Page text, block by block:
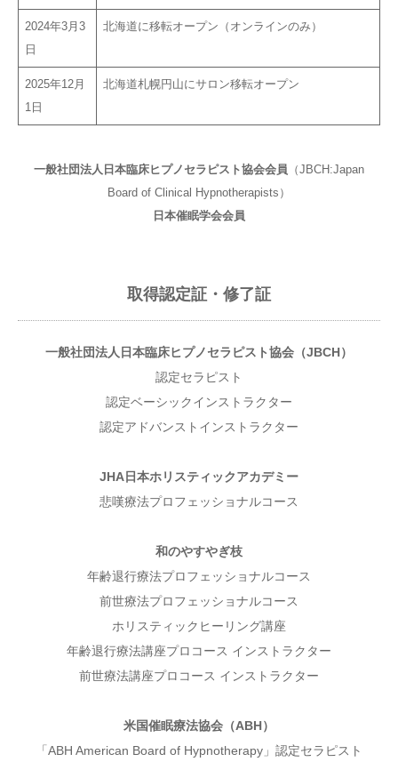
2024年3月3
日
北海道に移転オープン（オンラインのみ）
2025年12月
1日
北海道札幌円山にサロン移転オープン
一般社団法人日本臨床ヒプノセラピスト協会会員 （JBCH:Japan
Board of Clinical Hypnotherapists）
日本催眠学会会員
取得認定証・修了証
一般社団法人日本臨床ヒプノセラピスト協会（JBCH）
認定セラピスト
認定ベーシックインストラクター
認定アドバンストインストラクター
JHA日本ホリスティックアカデミー
悲嘆療法プロフェッショナルコース
和のやすやぎ枝
年齢退行療法プロフェッショナルコース
前世療法プロフェッショナルコース
ホリスティックヒーリング講座
年齢退行療法講座プロコース インストラクター
前世療法講座プロコース インストラクター
米国催眠療法協会 （ABH）
「ABH American Board of Hypnotherapy」認定セラピスト